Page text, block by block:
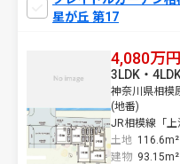
星が丘 第17
4,080万
神奈川県相模
(地番)
JR相模線「
土地 116.6m²
3LDK・
建物 93.15m²